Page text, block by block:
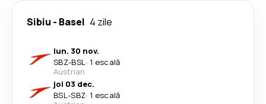
Sibiu - Basel 4 zile
lun. 30 nov.
SBZ-BSL· 1 escală
Austrian
joi 03 dec.
BSL-SBZ· 1 escală